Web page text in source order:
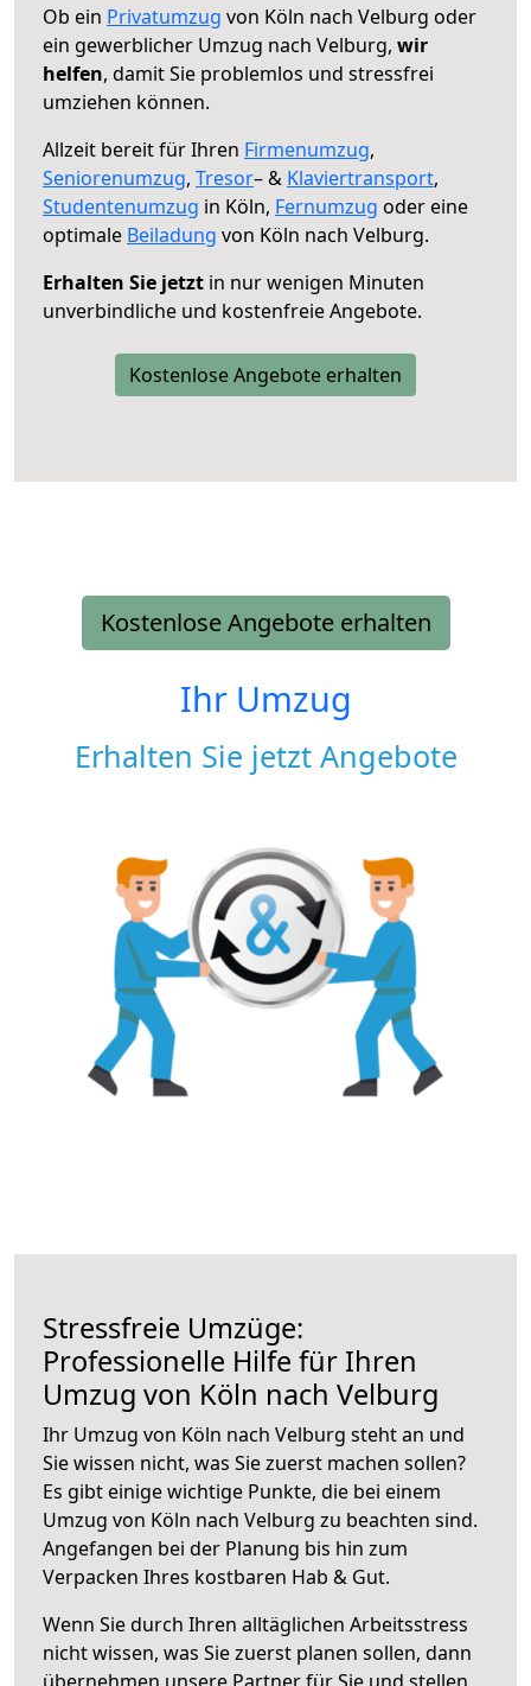
Ob ein Privatumzug von Köln nach Velburg oder
ein gewerblicher Umzug nach Velburg, wir
helfen, damit Sie problemlos und stressfrei
umziehen können.
Allzeit bereit für Ihren Firmenumzug,
Seniorenumzug, Tresor– & Klaviertransport,
Studentenumzug in Köln, Fernumzug oder eine
optimale Beiladung von Köln nach Velburg.
Erhalten Sie jetzt in nur wenigen Minuten
unverbindliche und kostenfreie Angebote.
Kostenlose Angebote erhalten
Kostenlose Angebote erhalten
Ihr Umzug
Erhalten Sie jetzt Angebote
Stressfreie Umzüge:
Professionelle Hilfe für Ihren
Umzug von Köln nach Velburg
Ihr Umzug von Köln nach Velburg steht an und
Sie wissen nicht, was Sie zuerst machen sollen?
Es gibt einige wichtige Punkte, die bei einem
Umzug von Köln nach Velburg zu beachten sind.
Angefangen bei der Planung bis hin zum
Verpacken Ihres kostbaren Hab & Gut.
Wenn Sie durch Ihren alltäglichen Arbeitsstress
nicht wissen, was Sie zuerst planen sollen, dann